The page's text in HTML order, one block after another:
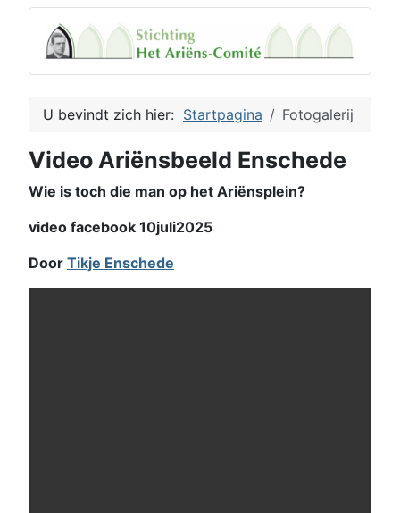
U bevindt zich hier: Startpagina Fotogalerij
Video Ariënsbeeld Enschede
Wie is toch die man op het Ariënsplein?
video facebook 10juli2025
Door Tikje Enschede